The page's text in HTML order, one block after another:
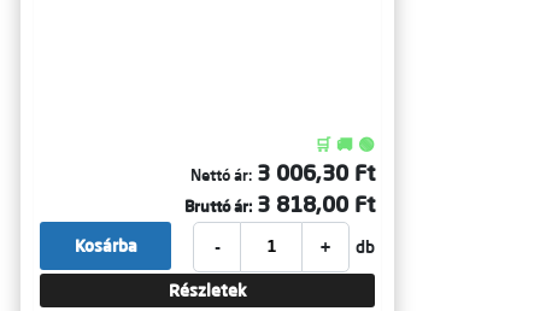
🛒 🚚 🟢
Nettó ár: 3 006,30 Ft
Bruttó ár: 3 818,00 Ft
- + db
Kosárba
Részletek